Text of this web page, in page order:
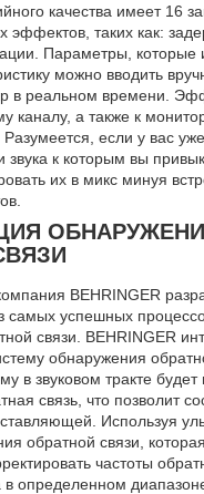
качества имеет 16
эффектов, таких как:
Параметры, которые
можно вводить
в реальном времени.
каналу, а также к
если у вас
звука к которым вы
их в микс минуя
BEHRINGER
самых успешных
связи. BEHRINGER
обнаружения
в звуковом тракте
связь, что позволит
Используя
обратной связи,
частоты
определенном